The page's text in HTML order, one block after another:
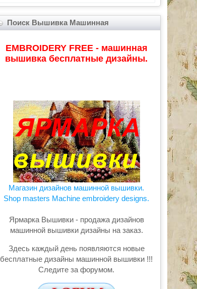
Поиск Вышивка Машинная
EMBROIDERY FREE - машинная
вышивка бесплатные дизайны.
Магазин дизайнов машинной вышивки.
Shop masters Machine embroidery designs.
Ярмарка Вышивки - продажа дизайнов
машинной вышивки дизайны на заказ.
Здесь каждый день появляются новые
бесплатные дизайны машинной вышивки !!!
Следите за форумом.